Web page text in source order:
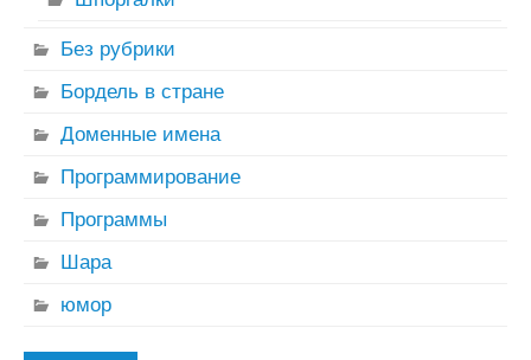
Без рубрики
Бордель в стране
Доменные имена
Программирование
Программы
Шара
юмор